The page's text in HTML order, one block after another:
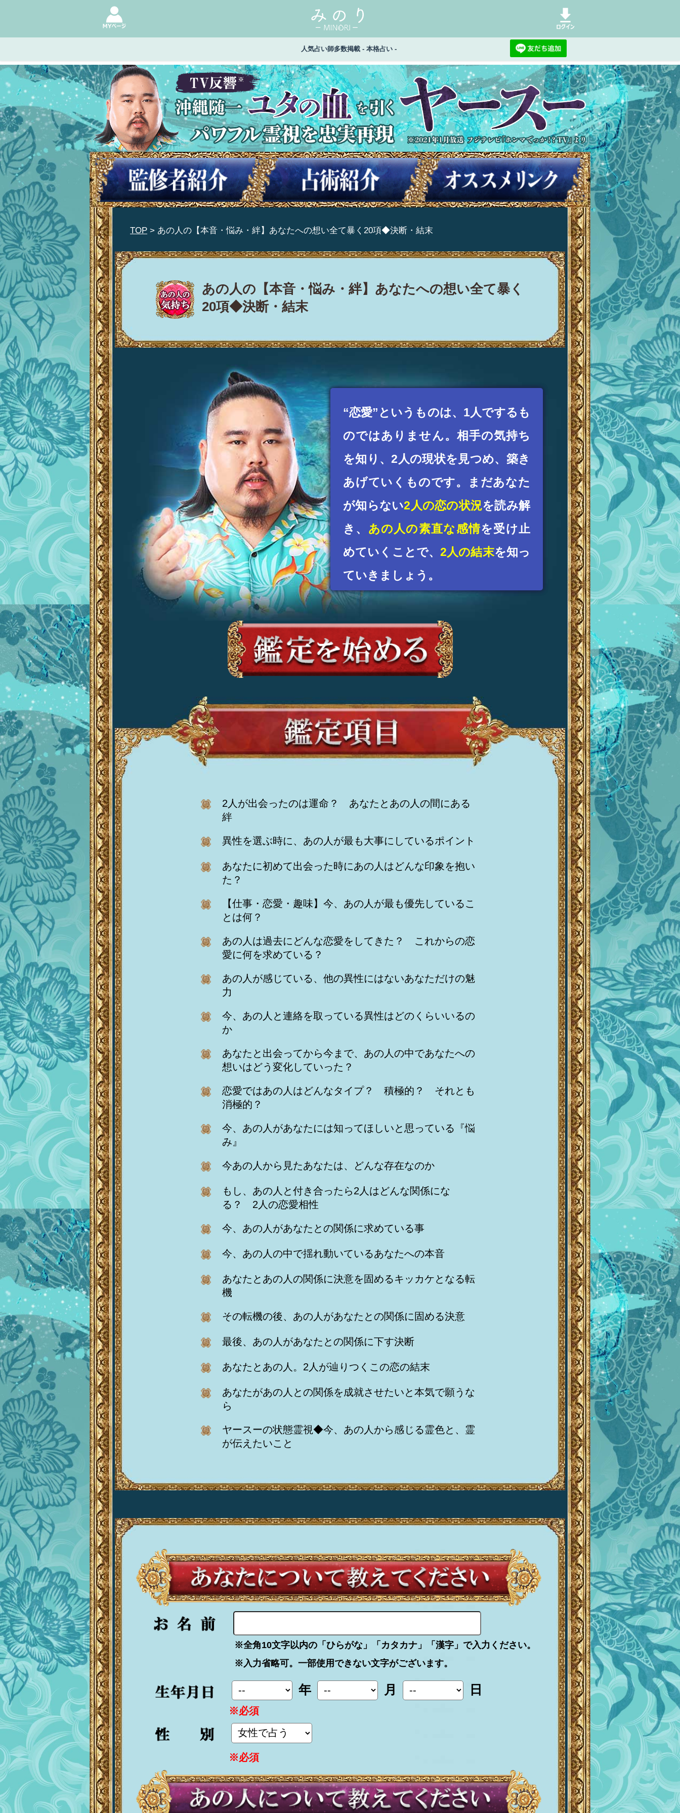
人気占い師多数掲載 - 本格占い -
TOP > あの人の【本音・悩み・絆】あなたへの想い全て暴く20項◆決断・結末
あの人の【本音・悩み・絆】あなたへの想い全て暴く
20項◆決断・結末
“恋愛”というものは、1人でするも
のではありません。相手の気持ち
を知り、2人の現状を見つめ、築き
あげていくものです。まだあなた
が知らない2人の恋の状況を読み解
き、 あの人の素直な感情を受け止
めていくことで、2人の結末を知っ
ていきましょう。
2人が出会ったのは運命？ あなたとあの人の間にある
絆
異性を選ぶ時に、あの人が最も大事にしているポイント
あなたに初めて出会った時にあの人はどんな印象を抱い
た？
【仕事・恋愛・趣味】今、あの人が最も優先しているこ
とは何？
あの人は過去にどんな恋愛をしてきた？ これからの恋
愛に何を求めている？
あの人が感じている、他の異性にはないあなただけの魅
力
今、あの人と連絡を取っている異性はどのくらいいるの
か
あなたと出会ってから今まで、あの人の中であなたへの
想いはどう変化していった？
恋愛ではあの人はどんなタイプ？ 積極的？ それとも
消極的？
今、あの人があなたには知ってほしいと思っている『悩
み』
今あの人から見たあなたは、どんな存在なのか
もし、あの人と付き合ったら2人はどんな関係にな
る？ 2人の恋愛相性
今、あの人があなたとの関係に求めている事
今、あの人の中で揺れ動いているあなたへの本音
あなたとあの人の関係に決意を固めるキッカケとなる転
機
その転機の後、あの人があなたとの関係に固める決意
最後、あの人があなたとの関係に下す決断
あなたとあの人。2人が辿りつくこの恋の結末
あなたがあの人との関係を成就させたいと本気で願うな
ら
ヤースーの状態霊視◆今、あの人から感じる霊色と、霊
が伝えたいこと
※全角10文字以内の「ひらがな」「カタカナ」「漢字」で入力ください。
※入力省略可。一部使用できない文字がございます。
年 月 日
※必須
※必須